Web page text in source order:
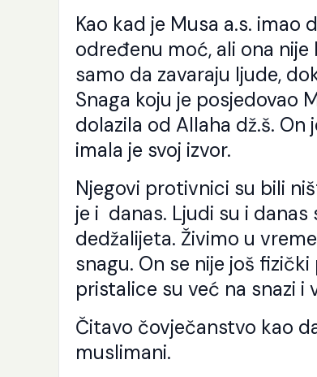
Kao kad je Musa a.s. imao
određenu moć, ali ona nije
samo da zavaraju ljude,
Snaga koju je posjedovao
dolazila od Allaha dž.š.
imala je svoj izvor.
Njegovi protivnici su bili
je i danas. Ljudi su i
dedžalijeta. Živimo u
snagu. On se nije još
pristalice su već na snazi i
Čitavo čovječanstvo kao
muslimani.